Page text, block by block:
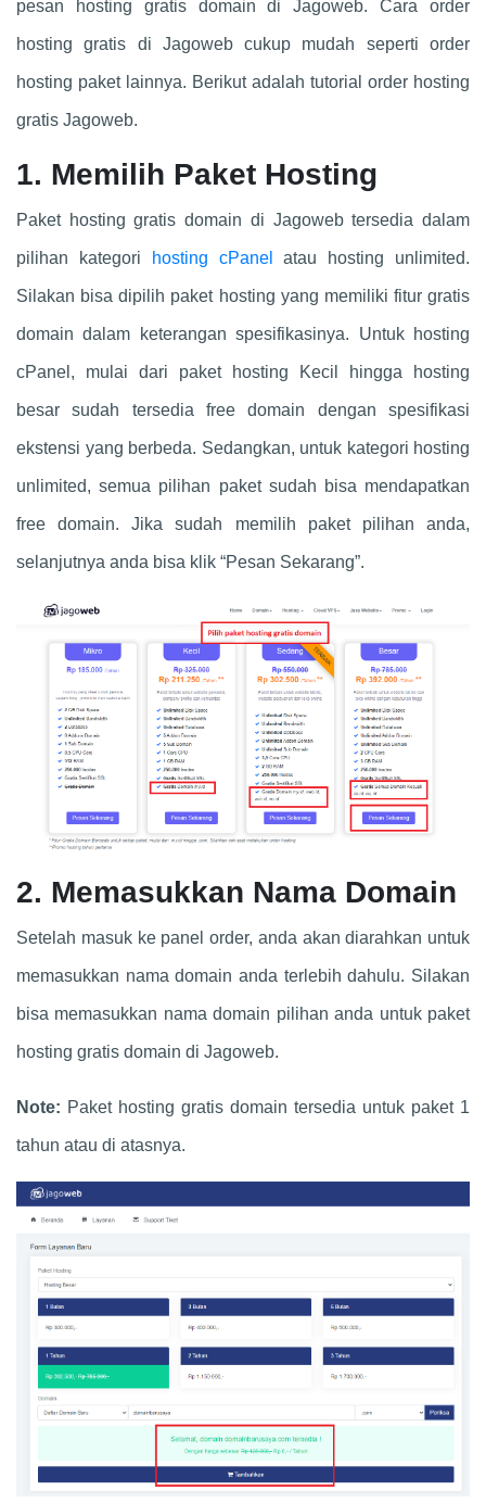
pesan hosting gratis domain di Jagoweb. Cara order
hosting gratis di Jagoweb cukup mudah seperti order
hosting paket lainnya. Berikut adalah tutorial order hosting
gratis Jagoweb.
1. Memilih Paket Hosting
Paket hosting gratis domain di Jagoweb tersedia dalam
pilihan kategori hosting cPanel atau hosting unlimited.
Silakan bisa dipilih paket hosting yang memiliki fitur gratis
domain dalam keterangan spesifikasinya. Untuk hosting
cPanel, mulai dari paket hosting Kecil hingga hosting
besar sudah tersedia free domain dengan spesifikasi
ekstensi yang berbeda. Sedangkan, untuk kategori hosting
unlimited, semua pilihan paket sudah bisa mendapatkan
free domain. Jika sudah memilih paket pilihan anda,
selanjutnya anda bisa klik “Pesan Sekarang”.
2. Memasukkan Nama Domain
Setelah masuk ke panel order, anda akan diarahkan untuk
memasukkan nama domain anda terlebih dahulu. Silakan
bisa memasukkan nama domain pilihan anda untuk paket
hosting gratis domain di Jagoweb.
Note: Paket hosting gratis domain tersedia untuk paket 1
tahun atau di atasnya.